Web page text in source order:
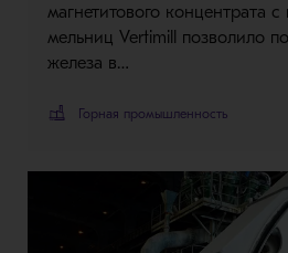
магнетитового концентрата
мельниц Vertimill позволило
железа в…
Горная промышленность